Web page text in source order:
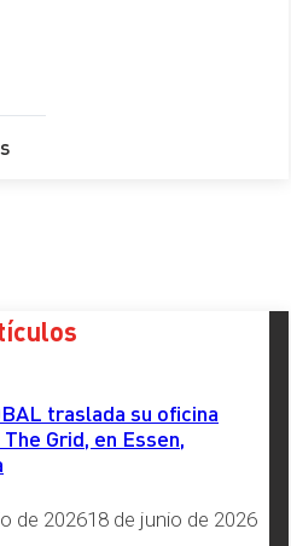
traslada su oficina
Grid, en Essen,
de 202618 de junio de 2026
actor principal, el grupo se
su éxito mundial, sino
con un notable
de negocio.
mostrando excelentes
en las clasificaciones
con las siguientes